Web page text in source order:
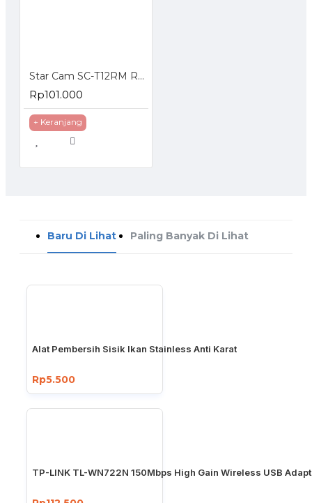
Star Cam SC-T12RM Regulator Gas dengan Meteran
Rp101.000
+ Keranjang
Baru Di Lihat Paling Banyak Di Lihat
Alat Pembersih Sisik Ikan Stainless Anti Karat
Rp5.500
TP-LINK TL-WN722N 150Mbps High Gain Wireless USB